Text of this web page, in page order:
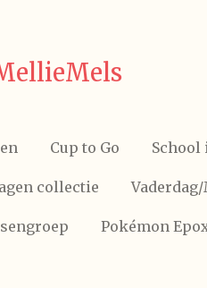
Cup to Go School
collectie
Pokémon